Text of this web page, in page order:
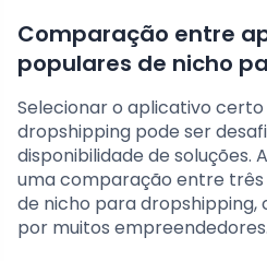
Comparação entre
populares de nicho
Selecionar o aplicativo
dropshipping pode ser
disponibilidade de soluções.
uma comparação entre
de nicho para dropshipping,
por muitos empreendedores.